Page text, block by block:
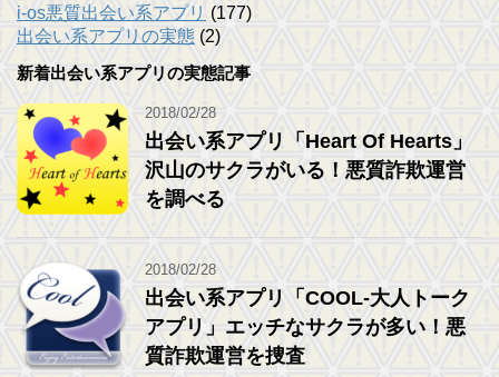
i-os悪質出会い系アプリ (177)
出会い系アプリの実態 (2)
新着出会い系アプリの実態記事
2018/02/28
出会い系アプリ「Heart Of Hearts」
沢山のサクラがいる！悪質詐欺運営
を調べる
2018/02/28
出会い系アプリ「COOL-大人トーク
アプリ」エッチなサクラが多い！悪
質詐欺運営を捜査